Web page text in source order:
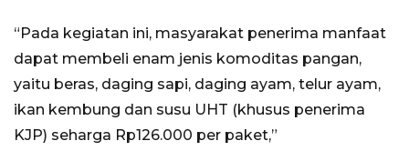
“Pada kegiatan ini, masyarakat penerima manfaat
dapat membeli enam jenis komoditas pangan,
yaitu beras, daging sapi, daging ayam, telur ayam,
ikan kembung dan susu UHT (khusus penerima
KJP) seharga Rp126.000 per paket,”